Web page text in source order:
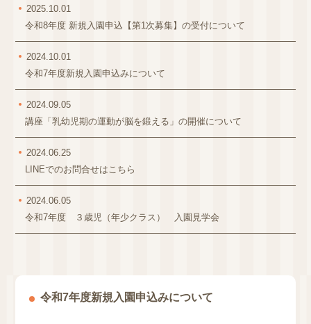
2025.10.01
令和8年度 新規入園申込【第1次募集】の受付について
2024.10.01
令和7年度新規入園申込みについて
2024.09.05
講座「乳幼児期の運動が脳を鍛える」の開催について
2024.06.25
LINEでのお問合せはこちら
2024.06.05
令和7年度 ３歳児（年少クラス） 入園見学会
令和7年度新規入園申込みについて